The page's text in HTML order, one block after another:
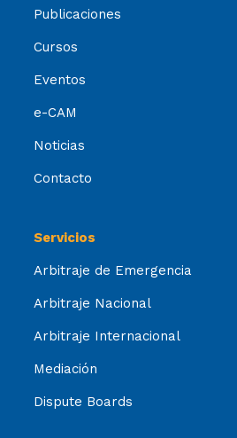
Publicaciones
Cursos
Eventos
e-CAM
Noticias
Contacto
Servicios
Arbitraje de Emergencia
Arbitraje Nacional
Arbitraje Internacional
Mediación
Dispute Boards